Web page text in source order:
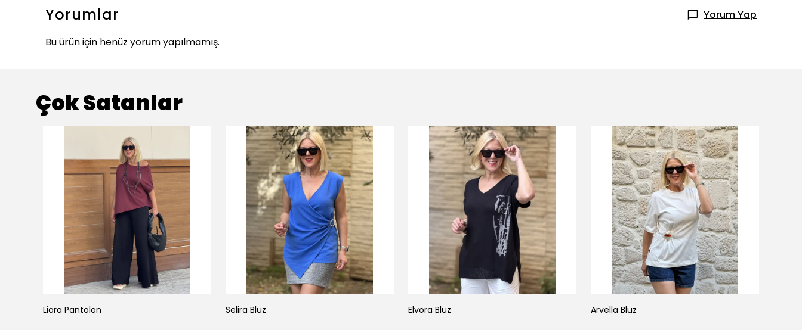
Yorumlar
Yorum Yap
Bu ürün için henüz yorum yapılmamış.
Çok Satanlar
Liora Pantolon Selira Bluz Elvora Bluz Arvella Bluz